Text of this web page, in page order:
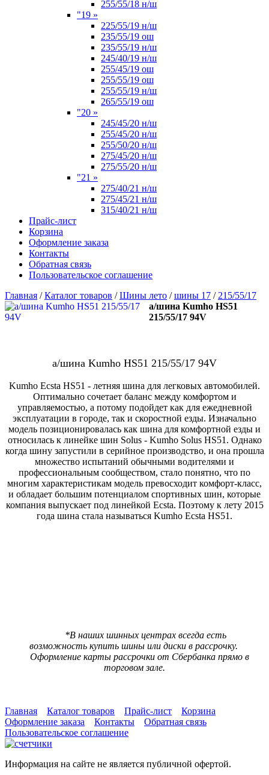
255/55/18 н/ш
"19 »
225/55/19 н/ш
235/55/19 ош
235/55/19 н/ш
245/40/19 н/ш
255/45/19 ош
255/55/19 ош
255/55/19 н/ш
265/55/19 ош
"20 »
245/45/20 н/ш
255/45/20 н/ш
255/50/20 н/ш
275/45/20 н/ш
275/55/20 н/ш
"21 »
275/40/21 н/ш
275/45/21 н/ш
315/40/21 н/ш
Прайс-лист
Корзина
Оформление заказа
Контакты
Обратная связь
Пользовательское соглашение
Главная /Каталог товаров /Шины лето /шины 17 / 215/55/17
а/шина Kumho HS51
215/55/17 94V
а/шина Kumho HS51 215/55/17 94V
Kumho Ecsta HS51 - летняя шина для легковых автомобилей.
Оптимально сочетает баланс между комфортом и
управляемостью, а потому подойдет как для ежедневной
эксплуатации в городе, так и скоростной езды. Изначально
модель позиционировалась как шина для комфортной езды и
относилась к линейке шин Solus - Kumho Solus HS51. Однако
когда шину запустили в серийное производство, и она прошла
множество испытаний обычными водителями и
профессиональным сообществом, стало понятно, что по
многим характеристикам модель превосходит комфорт-класс,
и обладает большим потенциалом спортивных шин, которые
компания выпускает под линейкой Ecsta. Поэтому к лету 2015
года шина стала называться Kumho Ecsta HS51.
*В наших шинных центрах всегда есть
возможность купить шины или диски в рассрочку.
Оформление карты рассрочки от Сбербанка прямо в
торговом зале.
Главная Каталог товаров Прайс-лист
Корзина
Оформление заказа
Контакты
Обратная связь
Пользовательское соглашение
Информация на сайте не является публичной офертой.